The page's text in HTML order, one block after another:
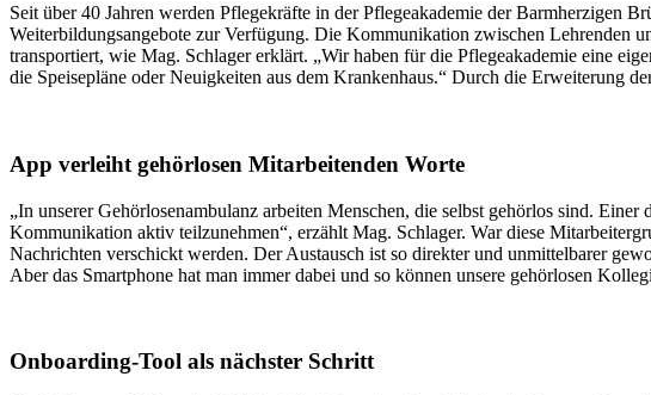
Seit über 40 Jahren werden Pflegekräfte in der Pflegeakademie der Barmherzigen
Weiterbildungsangebote zur Verfügung. Die Kommunikation zwischen Lehrenden
transportiert, wie Mag. Schlager erklärt. „Wir haben für die Pflegeakademie eine
die Speisepläne oder Neuigkeiten aus dem Krankenhaus.“ Durch die Erweiterung
App verleiht gehörlosen Mitarbeitenden Worte
„In unserer Gehörlosenambulanz arbeiten Menschen, die selbst gehörlos sind.
Kommunikation aktiv teilzunehmen“, erzählt Mag. Schlager. War diese
Nachrichten verschickt werden. Der Austausch ist so direkter und unmittelbarer
Aber das Smartphone hat man immer dabei und so können unsere gehörlosen
Onboarding-Tool als nächster Schritt